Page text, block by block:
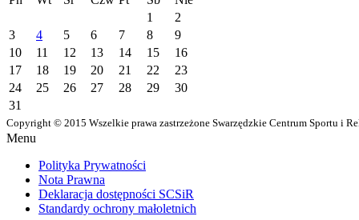
1
2
3
4 5 6 7 8
9
10
11 12 13 14 15
16
17
18 19 20 21 22
23
24
25 26 27 28 29
30
31
Copyright © 2015 Wszelkie prawa zastrzeżone Swarzędzkie Centrum Sportu i
Menu
Polityka Prywatności
Nota Prawna
Deklaracja dostępności SCSiR
Standardy ochrony małoletnich